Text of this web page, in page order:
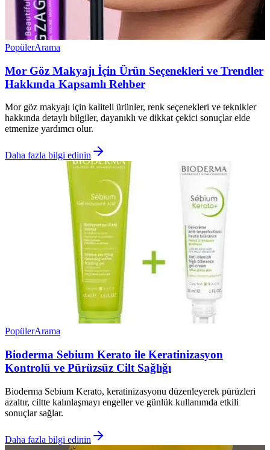
PopülerArama
Mor Göz Makyajı İçin Ürün Seçenekleri ve Trendler
Hakkında Kapsamlı Rehber
Mor göz makyajı için kaliteli ürünler, renk seçenekleri ve teknikler
hakkında detaylı bilgiler, dayanıklı ve dikkat çekici sonuçlar elde
etmenize yardımcı olur.
Daha fazla bilgi edinin
PopülerArama
Bioderma Sebium Kerato ile Keratinizasyon
Kontrolü ve Pürüzsüz Cilt Sağlığı
Bioderma Sebium Kerato, keratinizasyonu düzenleyerek pürüzleri
azaltır, ciltte kalınlaşmayı engeller ve günlük kullanımda etkili
sonuçlar sağlar.
Daha fazla bilgi edinin